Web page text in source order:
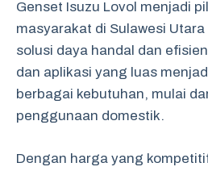
Genset Isuzu Lovol menjadi
masyarakat di Sulawesi
solusi daya handal dan
dan aplikasi yang luas
berbagai kebutuhan, mulai
penggunaan domestik.
Dengan harga yang